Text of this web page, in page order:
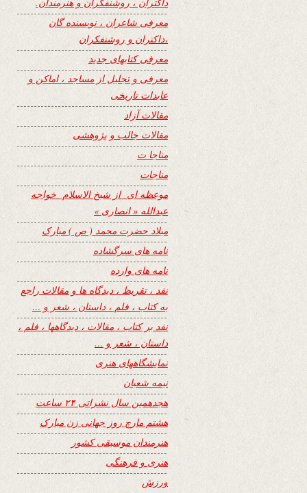
معرفی شاعران ، نویسنده گان
،داکتران و روشنفکران
معرفی کتابهای جدید
معرفی و تجلیل از مساجد ، اماکن و
عابدات تاریخی
مقالات آزاد
مقالات جالب و پژوهشی
مناجا ت
مناجات
موعظه ای از شیخ الاسلام خواجه
عبدالله « انصاری »
میلاد حضرت محمد ( ص ) مبارک
نامه های سرگشاده
نامه های وارده
نفد ، تقریظ ، دیدگاه ها و مقالات راجع
به کتاب ، فلم ، داستان ، شعر و …
نفد بر کتاب ، مقالات ، دیدگاهها ، فلم ،
داستان ، شعر و …
نمایشگاههای هنری
نیمه شعبان
هجدهمین سال نشراتی ۲۴ ساعت
هشتم مارچ روز جهانی زن مبارک
هنرمندان موسیقی کشور
هنری و فرهنگی
ورزش